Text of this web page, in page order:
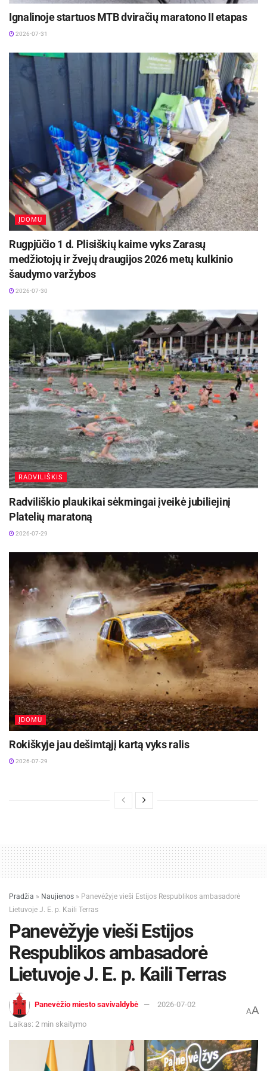
Ignalinoje startuos MTB dviračių maratono II etapas
2026-07-31
ĮDOMU
Rugpjūčio 1 d. Plisiškių kaime vyks Zarasų
medžiotojų ir žvejų draugijos 2026 metų kulkinio
šaudymo varžybos
2026-07-30
RADVILIŠKIS
Radviliškio plaukikai sėkmingai įveikė jubiliejinį
Platelių maratoną
2026-07-29
ĮDOMU
Rokiškyje jau dešimtąjį kartą vyks ralis
2026-07-29
Pradžia » Naujienos » Panevėžyje vieši Estijos Respublikos ambasadorė
Lietuvoje J. E. p. Kaili Terras
Panevėžyje vieši Estijos
Respublikos ambasadorė
Lietuvoje J. E. p. Kaili Terras
Panevėžio miesto savivaldybė 2026-07-02
Laikas: 2 min skaitymo
AA